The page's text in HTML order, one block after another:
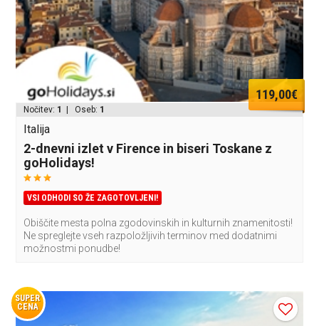
119,00€
Nočitev: 1 | Oseb: 1
Italija
2-dnevni izlet v Firence in biseri Toskane z
goHolidays!
VSI ODHODI SO ŽE ZAGOTOVLJENI!
Obiščite mesta polna zgodovinskih in kulturnih znamenitosti!
Ne spreglejte vseh razpoložljivih terminov med dodatnimi
možnostmi ponudbe!
SUPER
CENA